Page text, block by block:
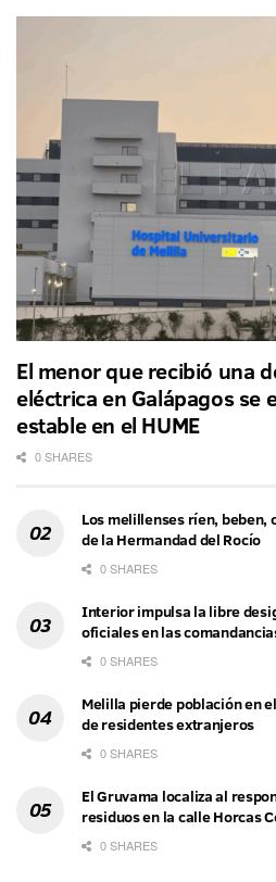
El menor que recibió una
eléctrica en Galápagos se
estable en el HUME
0 SHARES
Los melillenses ríen, beben,
de la Hermandad del Rocío
0 SHARES
Interior impulsa la libre
oficiales en las
0 SHARES
Melilla pierde población en
de residentes extranjeros
0 SHARES
El Gruvama localiza al
residuos en la calle Horcas
0 SHARES